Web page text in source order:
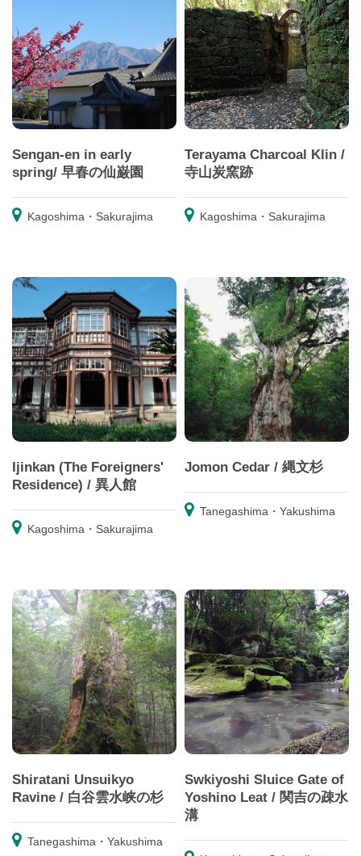
Sengan-en in early
spring/ 早春の仙巌園
Kagoshima・Sakurajima
Terayama Charcoal Klin /
寺山炭窯跡
Kagoshima・Sakurajima
Ijinkan (The Foreigners'
Residence) / 異人館
Kagoshima・Sakurajima
Jomon Cedar / 縄文杉
Tanegashima・Yakushima
Shiratani Unsuikyo
Ravine / 白谷雲水峡の杉
Tanegashima・Yakushima
Swkiyoshi Sluice Gate of
Yoshino Leat / 関吉の疎水
溝